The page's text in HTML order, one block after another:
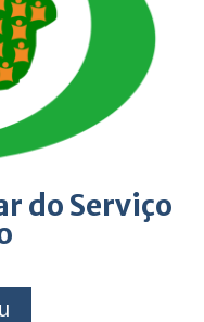
do Serviço